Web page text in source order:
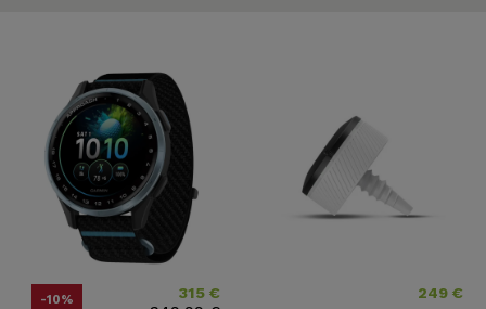
-10% 315 €
Prix ​​habituel Prix
249 €